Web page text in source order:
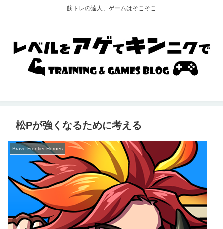
筋トレの達人、ゲームはそこそこ
松Pが強くなるために考える
Brave Frontier Heroes